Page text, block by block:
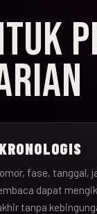
fase, tanggal,
dapat
tanpa